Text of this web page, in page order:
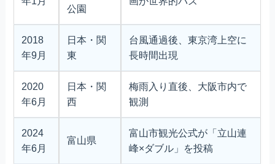
公園
2018
年9月
日本・関
東
台風通過後、東京湾上空に
長時間出現
2020
年6月
日本・関
西
梅雨入り直後、大阪市内で
観測
2024
年6月
富山県
富山市観光公式が「立山連
峰×ダブル」を投稿